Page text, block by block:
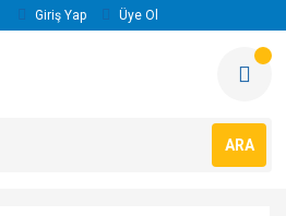
Giriş Yap Üye Ol
ARA